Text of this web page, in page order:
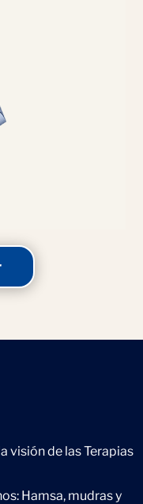
visión de las Terapias
Hamsa, mudras y